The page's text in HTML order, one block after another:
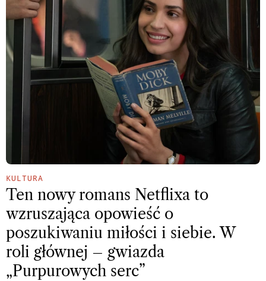
KULTURA
Ten nowy romans Netflixa to
wzruszająca opowieść o
poszukiwaniu miłości i siebie. W
roli głównej – gwiazda
„Purpurowych serc”